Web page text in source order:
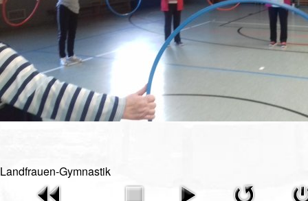
Vorstand
Geschichte
Gästebuch
Mitgliederanmeldung
Landfrauen-Gymnastik